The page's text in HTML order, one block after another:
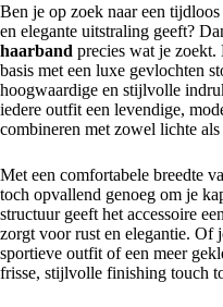
Ben je op zoek naar een
en elegante uitstraling geeft?
haarband precies wat je zoekt.
basis met een luxe gevlochten
hoogwaardige en stijlvolle
iedere outfit een levendige,
combineren met zowel lichte
Met een comfortabele breedte
toch opvallend genoeg om je
structuur geeft het accessoire
zorgt voor rust en elegantie. Of
sportieve outfit of een meer
frisse, stijlvolle finishing touch